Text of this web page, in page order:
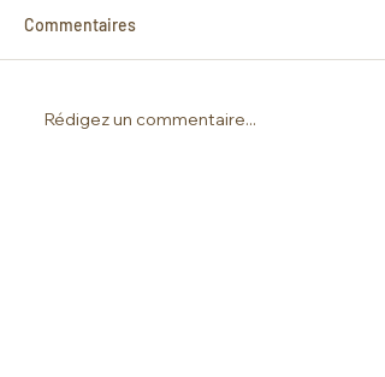
Commentaires
Rédigez un commentaire...